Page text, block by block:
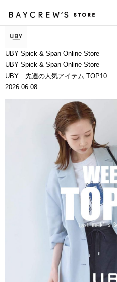
UBY Spick & Span Online Store
UBY Spick & Span Online Store
UBY｜先週の人気アイテム TOP10
2026.06.08